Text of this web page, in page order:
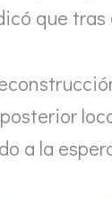
que tras
a la